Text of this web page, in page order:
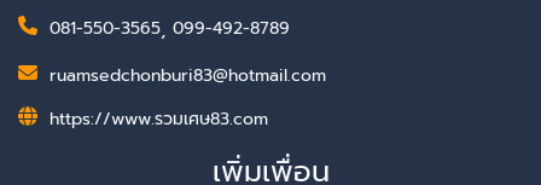
081-550-3565, 099-492-8789
ruamsedchonburi83@hotmail.com
https://www.รวมเศษ83.com
เพิ่มเพื่อน